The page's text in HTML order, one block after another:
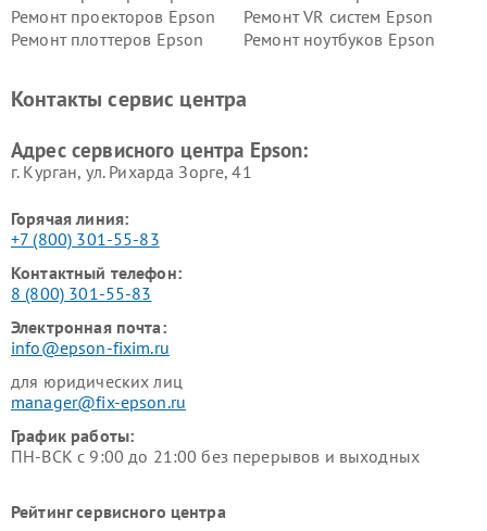
Ремонт проекторов Epson
Ремонт VR систем Epson
Ремонт плоттеров Epson
Ремонт ноутбуков Epson
Контакты сервис центра
Адрес сервисного центра Epson:
г. Курган, ул. Рихарда Зорге, 41
Горячая линия:
+7 (800) 301-55-83
Контактный телефон:
8 (800) 301-55-83
Электронная почта:
info@epson-fixim.ru
для юридических лиц
manager@fix-epson.ru
График работы:
ПН-ВСК с 9:00 до 21:00 без перерывов и выходных
Рейтинг сервисного центра